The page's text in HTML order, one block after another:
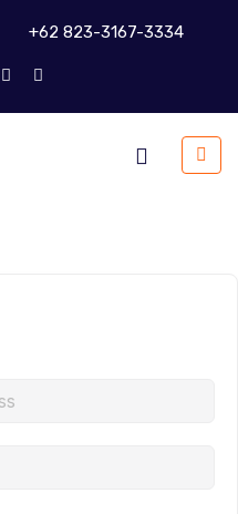
+62 823-3167-3334